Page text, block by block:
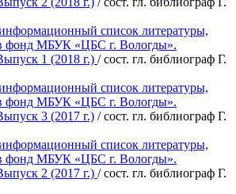
список литературы,
фонд МБУК «ЦБС г. Вологды».
1 (2018 г.) / сост. гл. библиограф Г.
список литературы,
фонд МБУК «ЦБС г. Вологды».
3 (2017 г.) / сост. гл. библиограф Г.
список литературы,
фонд МБУК «ЦБС г. Вологды».
2 (2017 г.) / сост. гл. библиограф Г.